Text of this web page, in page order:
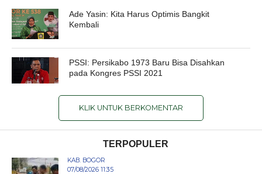
Ade Yasin: Kita Harus Optimis Bangkit
Kembali
PSSI: Persikabo 1973 Baru Bisa Disahkan
pada Kongres PSSI 2021
KLIK UNTUK BERKOMENTAR
TERPOPULER
KAB. BOGOR
07/08/2026 11:35